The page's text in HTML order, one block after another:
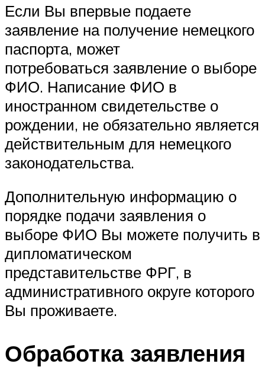
Если Вы впервые подаете
заявление на получение немецкого
паспорта, может
потребоваться заявление о выборе
ФИО. Написание ФИО в
иностранном свидетельстве о
рождении, не обязательно является
действительным для немецкого
законодательства.
Дополнительную информацию о
порядке подачи заявления о
выборе ФИО Вы можете получить в
дипломатическом
представительстве ФРГ, в
административного округе которого
Вы проживаете.
Обработка заявления